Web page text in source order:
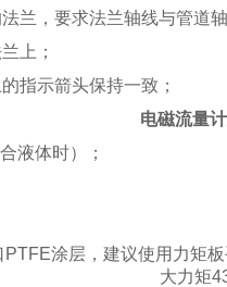
兰，要求法兰轴线与管道
上；
指示箭头保持一致；
电磁流量
合液体时）；
PTFE涂层，建议使用力矩
大力矩